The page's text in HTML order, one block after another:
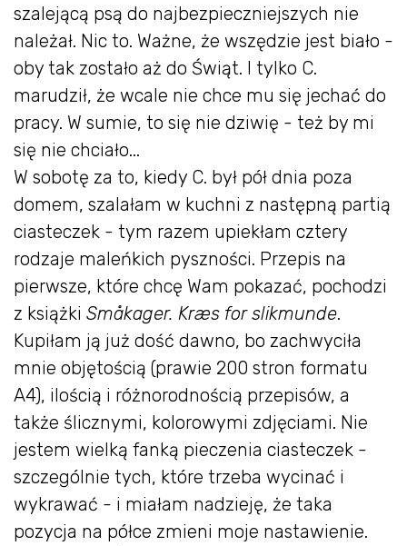
szalejącą psą do najbezpieczniejszych nie
należał. Nic to. Ważne, że wszędzie jest biało -
oby tak zostało aż do Świąt. I tylko C.
marudził, że wcale nie chce mu się jechać do
pracy. W sumie, to się nie dziwię - też by mi
się nie chciało...
W sobotę za to, kiedy C. był pół dnia poza
domem, szalałam w kuchni z następną partią
ciasteczek - tym razem upiekłam cztery
rodzaje maleńkich pyszności. Przepis na
pierwsze, które chcę Wam pokazać, pochodzi
z książki Småkager. Kræs for slikmunde.
Kupiłam ją już dość dawno, bo zachwyciła
mnie objętością (prawie 200 stron formatu
A4), ilością i różnorodnością przepisów, a
także ślicznymi, kolorowymi zdjęciami. Nie
jestem wielką fanką pieczenia ciasteczek -
szczególnie tych, które trzeba wycinać i
wykrawać - i miałam nadzieję, że taka
pozycja na półce zmieni moje nastawienie.